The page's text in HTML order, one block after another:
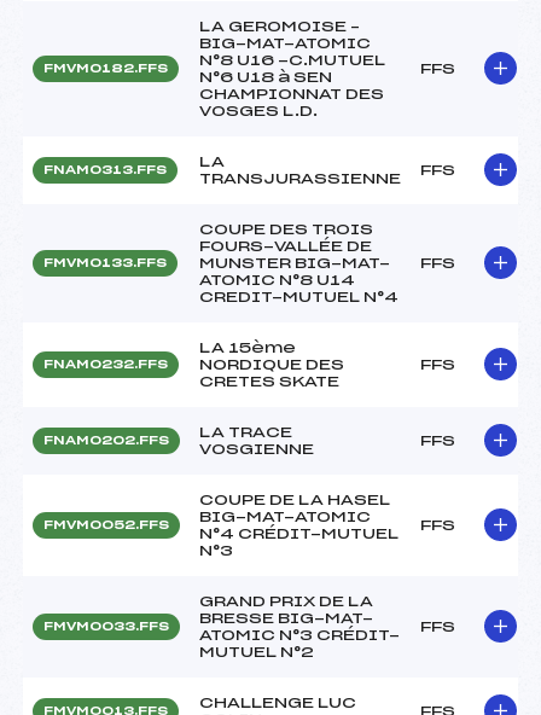
FMVM0182.FFS
LA GEROMOISE –
BIG-MAT-ATOMIC
N°8 U16 -C.MUTUEL
N°6 U18 à SEN
CHAMPIONNAT DES
VOSGES L.D.
FFS
FNAM0313.FFS
LA
TRANSJURASSIENNE
FFS
FMVM0133.FFS
COUPE DES TROIS
FOURS-VALLÉE DE
MUNSTER BIG-MAT-
ATOMIC N°8 U14
CREDIT-MUTUEL N°4
FFS
FNAM0232.FFS
LA 15ème
NORDIQUE DES
CRETES SKATE
FFS
FNAM0202.FFS
LA TRACE
VOSGIENNE
FFS
FMVM0052.FFS
COUPE DE LA HASEL
BIG-MAT-ATOMIC
N°4 CRÉDIT-MUTUEL
N°3
FFS
FMVM0033.FFS
GRAND PRIX DE LA
BRESSE BIG-MAT-
ATOMIC N°3 CRÉDIT-
MUTUEL N°2
FFS
FMVM0013.FFS
CHALLENGE LUC
FFS